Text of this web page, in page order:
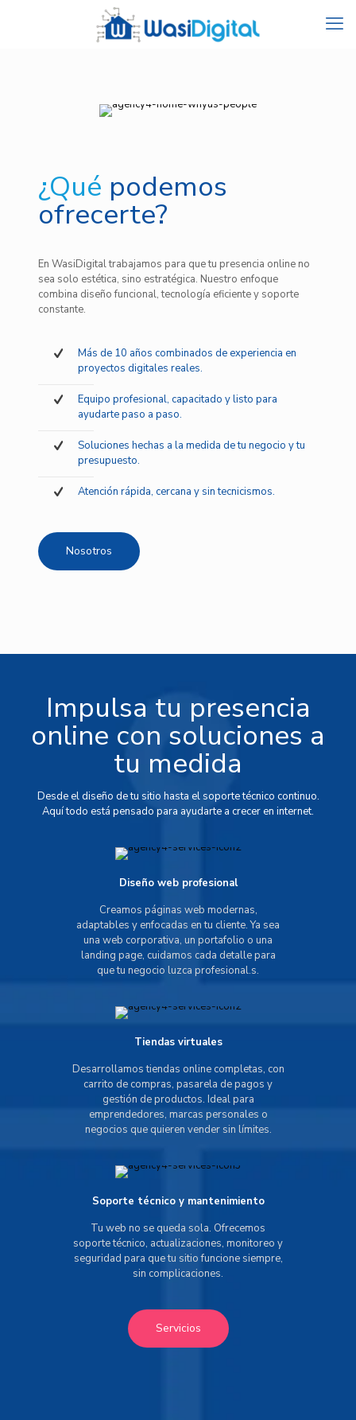
¿Qué podemos
ofrecerte?
En WasiDigital trabajamos para que tu presencia online no
sea solo estética, sino estratégica. Nuestro enfoque
combina diseño funcional, tecnología eficiente y soporte
constante.
Más de 10 años combinados de experiencia en
proyectos digitales reales.
Equipo profesional, capacitado y listo para
ayudarte paso a paso.
Soluciones hechas a la medida de tu negocio y tu
presupuesto.
Atención rápida, cercana y sin tecnicismos.
Nosotros
Impulsa tu presencia
online con soluciones a
tu medida
Desde el diseño de tu sitio hasta el soporte técnico continuo.
Aquí todo está pensado para ayudarte a crecer en internet.
Diseño web profesional
Creamos páginas web modernas,
adaptables y enfocadas en tu cliente. Ya sea
una web corporativa, un portafolio o una
landing page, cuidamos cada detalle para
que tu negocio luzca profesional.s.
Tiendas virtuales
Desarrollamos tiendas online completas, con
carrito de compras, pasarela de pagos y
gestión de productos. Ideal para
emprendedores, marcas personales o
negocios que quieren vender sin límites.
Soporte técnico y mantenimiento
Tu web no se queda sola. Ofrecemos
soporte técnico, actualizaciones, monitoreo y
seguridad para que tu sitio funcione siempre,
sin complicaciones.
Servicios